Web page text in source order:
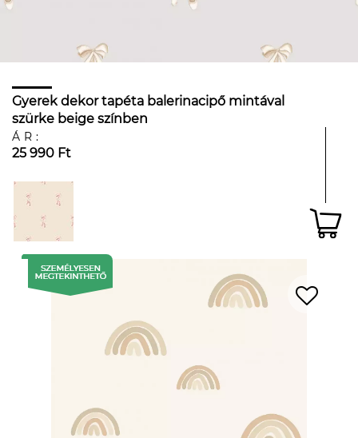
Gyerek dekor tapéta balerinacipő mintával
szürke beige színben
ÁR:
25 990 Ft